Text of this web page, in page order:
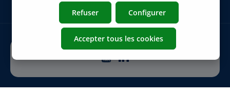
commercial@airicom.fr
Refuser Configurer
Accepter tous les cookies